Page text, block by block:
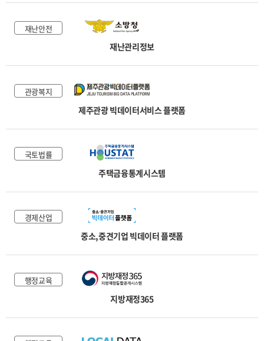
재난안전
재난관리정보
관광복지
제주관광 빅데이터서비스 플랫폼
국토법률
주택금융통계시스템
경제산업
중소,중견기업 빅데이터 플랫폼
행정교육
지방재정365